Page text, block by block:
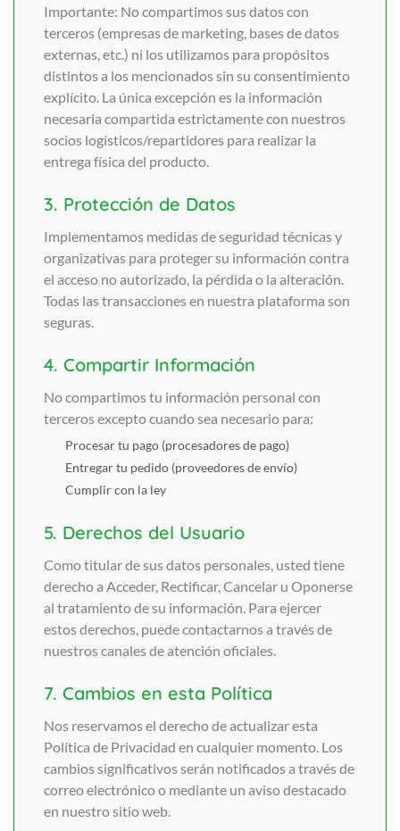
Importante: No compartimos sus datos con
terceros (empresas de marketing, bases de datos
externas, etc.) ni los utilizamos para propósitos
distintos a los mencionados sin su consentimiento
explícito. La única excepción es la información
necesaria compartida estrictamente con nuestros
socios logísticos/repartidores para realizar la
entrega física del producto.
3. Protección de Datos
Implementamos medidas de seguridad técnicas y
organizativas para proteger su información contra
el acceso no autorizado, la pérdida o la alteración.
Todas las transacciones en nuestra plataforma son
seguras.
4. Compartir Información
No compartimos tu información personal con
terceros excepto cuando sea necesario para:
Procesar tu pago (procesadores de pago)
Entregar tu pedido (proveedores de envío)
Cumplir con la ley
5. Derechos del Usuario
Como titular de sus datos personales, usted tiene
derecho a Acceder, Rectificar, Cancelar u Oponerse
al tratamiento de su información. Para ejercer
estos derechos, puede contactarnos a través de
nuestros canales de atención oficiales.
7. Cambios en esta Política
Nos reservamos el derecho de actualizar esta
Política de Privacidad en cualquier momento. Los
cambios significativos serán notificados a través de
correo electrónico o mediante un aviso destacado
en nuestro sitio web.